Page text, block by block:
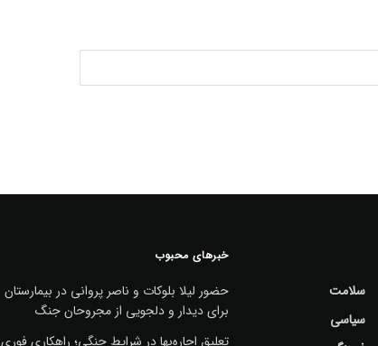
سلامت
سیاسی
خبرهای محبوب
حضور لیلا بلوکات و ناصر پروانی در بیمارستان
برای دیدار و دلجویی از مجروحان جنگ
تعلیق اجاره‌بها در شرایط جنگی؛ راهکاری فوری